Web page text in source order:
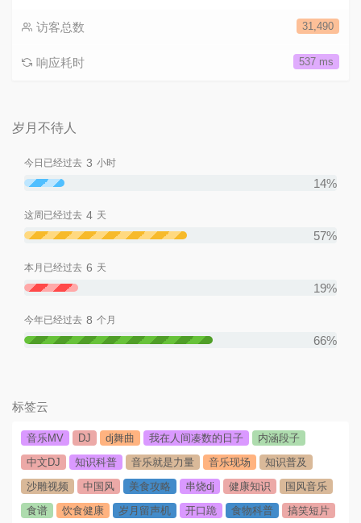
31,490
访客总数
537 ms
响应耗时
岁月不待人
今日已经过去 3 小时
14%
这周已经过去 4 天
57%
本月已经过去 6 天
19%
今年已经过去 8 个月
66%
标签云
音乐MV DJ dj舞曲 我在人间凑数的日子
内涵段子
中文DJ
知识科普 音乐就是力量 音乐现场
知识普及
沙雕视频
中国风 美食攻略 串烧dj 健康知识
国风音乐
食谱
饮食健康 岁月留声机 开口跪 食物科普 搞笑短片